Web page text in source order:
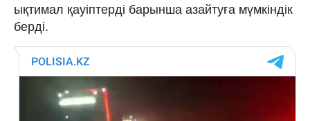
ықтимал қауіптерді барынша азайтуға мүмкіндік
берді.